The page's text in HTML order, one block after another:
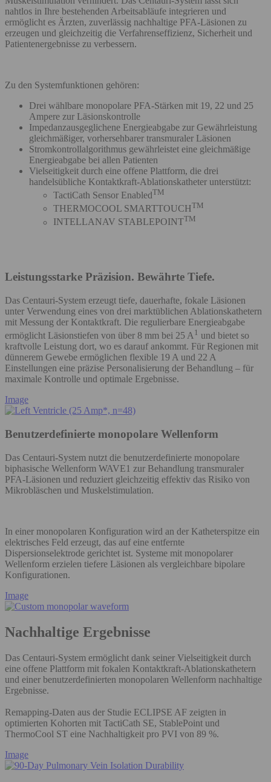
nahtlos in Ihre bestehenden Arbeitsabläufe integrieren und
ermöglicht es Ärzten, zuverlässig nachhaltige PFA-Läsionen zu
erzeugen und gleichzeitig die Verfahrenseffizienz, Sicherheit und
Patientenergebnisse zu verbessern.
Zu den Systemfunktionen gehören:
Drei wählbare monopolare PFA-Stärken mit 19, 22 und 25
Ampere zur Läsionskontrolle
Impedanzausgeglichene Energieabgabe zur Gewährleistung
gleichmäßiger, vorhersehbarer transmuraler Läsionen
Stromkontrollalgorithmus gewährleistet eine gleichmäßige
Energieabgabe bei allen Patienten
Vielseitigkeit durch eine offene Plattform, die drei
handelsübliche Kontaktkraft-Ablationskatheter unterstützt:
TactiCath Sensor EnabledTM
THERMOCOOL SMARTTOUCHTM
INTELLANAV STABLEPOINTTM
Leistungsstarke Präzision. Bewährte Tiefe.
Das Centauri-System erzeugt tiefe, dauerhafte, fokale Läsionen
unter Verwendung eines von drei marktüblichen Ablationskathetern
mit Messung der Kontaktkraft. Die regulierbare Energieabgabe
ermöglicht Läsionstiefen von über 8 mm bei 25 A1 und bietet so
kraftvolle Leistung dort, wo es darauf ankommt. Für Regionen mit
dünnerem Gewebe ermöglichen flexible 19 A und 22 A
Einstellungen eine präzise Personalisierung der Behandlung – für
maximale Kontrolle und optimale Ergebnisse.
Image
Benutzerdefinierte monopolare Wellenform
Das Centauri-System nutzt die benutzerdefinierte monopolare
biphasische Wellenform WAVE1 zur Behandlung transmuraler
PFA-Läsionen und reduziert gleichzeitig effektiv das Risiko von
Mikrobläschen und Muskelstimulation.
In einer monopolaren Konfiguration wird an der Katheterspitze ein
elektrisches Feld erzeugt, das auf eine entfernte
Dispersionselektrode gerichtet ist. Systeme mit monopolarer
Wellenform erzielen tiefere Läsionen als vergleichbare bipolare
Konfigurationen.
Image
Nachhaltige Ergebnisse
Das Centauri-System ermöglicht dank seiner Vielseitigkeit durch
eine offene Plattform mit fokalen Kontaktkraft-Ablationskathetern
und einer benutzerdefinierten monopolaren Wellenform nachhaltige
Ergebnisse.
Remapping-Daten aus der Studie ECLIPSE AF zeigten in
optimierten Kohorten mit TactiCath SE, StablePoint und
ThermoCool ST eine Nachhaltigkeit pro PVI von 89 %.
Image